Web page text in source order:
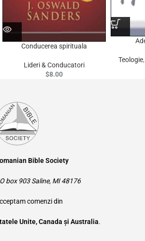
Conducerea spirituala
Lideri & Conducatori
$8.00
Teologie,
Bible Society
box 903 Saline, MI 48176
comenzi din
Unite, Canada și Australia.